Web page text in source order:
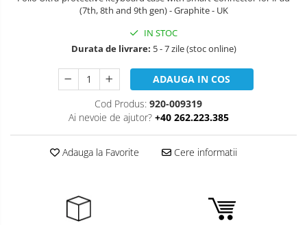
(7th, 8th and 9th gen) - Graphite - UK
IN STOC
Durata de livrare: 5 - 7 zile (stoc online)
ADAUGA IN COS
Cod Produs: 920-009319
Ai nevoie de ajutor? +40 262.223.385
Adauga la Favorite Cere informatii